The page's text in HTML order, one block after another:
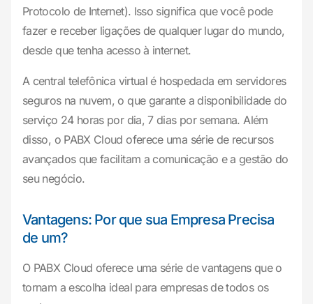
Protocolo de Internet). Isso significa que você pode
fazer e receber ligações de qualquer lugar do mundo,
desde que tenha acesso à internet.
A central telefônica virtual é hospedada em servidores
seguros na nuvem, o que garante a disponibilidade do
serviço 24 horas por dia, 7 dias por semana. Além
disso, o PABX Cloud oferece uma série de recursos
avançados que facilitam a comunicação e a gestão do
seu negócio.
Vantagens: Por que sua Empresa Precisa
de um?
O PABX Cloud oferece uma série de vantagens que o
tornam a escolha ideal para empresas de todos os